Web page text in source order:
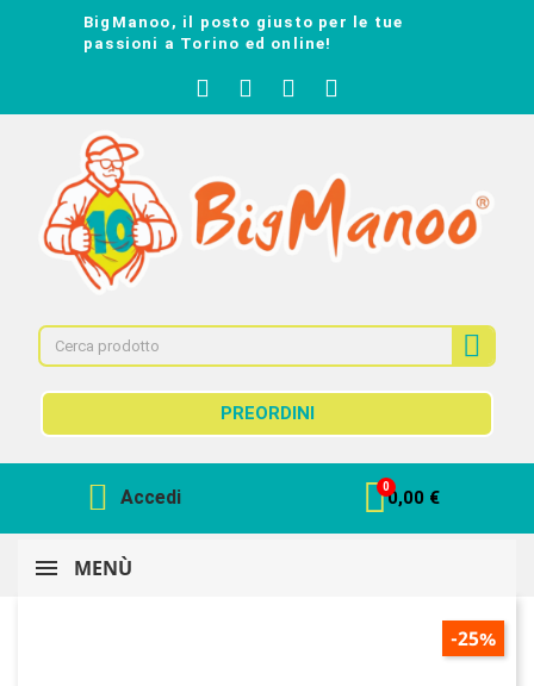
BigManoo, il posto giusto per le tue
passioni a Torino ed online!
PREORDINI
Accedi 0,00 €
MENÙ
-25%